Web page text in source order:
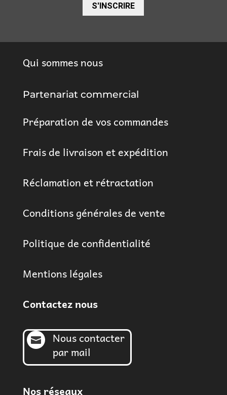
S'INSCRIRE
Qui sommes nous
Partenariat commercial
Préparation de vos commandes
Frais de livraison et expédition
Réclamation et rétractation
Conditions générales de vente
Politique de confidentialité
Mentions légales
Contactez nous

Nous contacter
par mail
Nos réseaux